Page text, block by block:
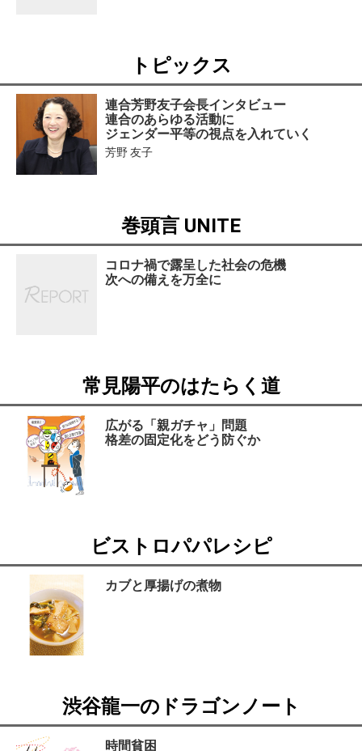
トピックス
連合芳野友子会長インタビュー
連合のあらゆる活動に
ジェンダー平等の視点を入れていく
芳野 友子
巻頭言 UNITE
コロナ禍で露呈した社会の危機
次への備えを万全に
常見陽平のはたらく道
広がる「親ガチャ」問題
格差の固定化をどう防ぐか
ビストロパパレシピ
カブと厚揚げの煮物
渋谷龍一のドラゴンノート
時間貧困